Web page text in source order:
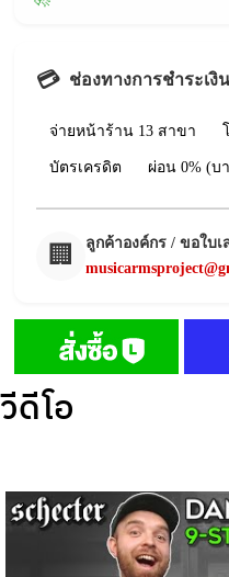
💳 ช่องทางการชำระเงิ
จ่ายหน้าร้าน 13 สาขา
บัตรเครดิต ผ่อน 0% (บ
🏢
ลูกค้าองค์กร / ขอใบเ
วีดีโอ